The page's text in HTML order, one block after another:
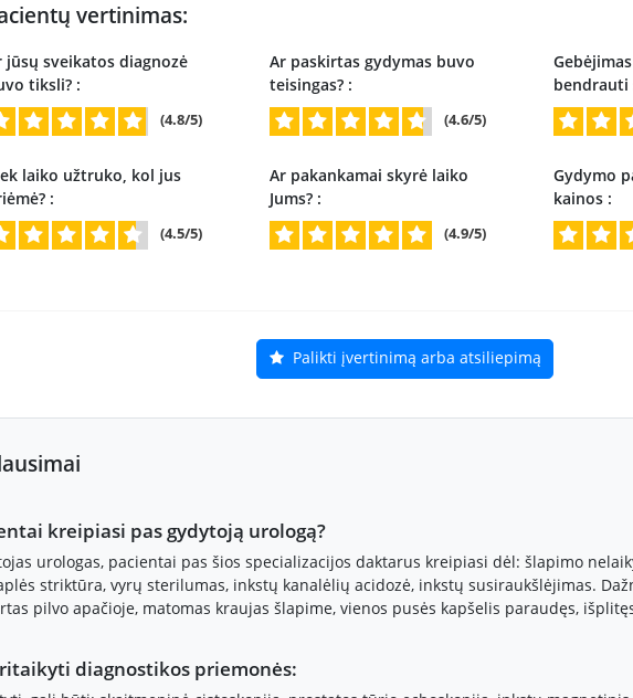
vertinimas:
jūsų sveikatos diagnozė
tiksli? :
(4.8/5)
Ar paskirtas gydymas buvo
teisingas? :
(4.6/5)
bendrauti
laiko užtruko, kol jus
:
(4.5/5)
Ar pakankamai skyrė laiko
Jums? :
(4.9/5)
Gydymo
kainos :
Palikti įvertinimą arba atsiliepimą
kreipiasi pas gydytoją urologą?
urologas, pacientai pas šios specializacijos daktarus kreipiasi dėl: šlapimo
striktūra, vyrų sterilumas, inkstų kanalėlių acidozė, inkstų susiraukšlėjimas.
pilvo apačioje, matomas kraujas šlapime, vienos pusės kapšelis paraudęs,
diagnostikos priemonės: